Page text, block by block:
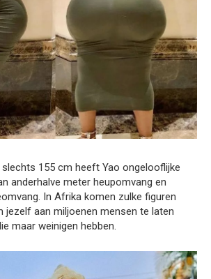
155 cm heeft Yao ongelooflijke
anderhalve meter heupomvang en
In Afrika komen zulke figuren
jezelf aan miljoenen mensen te laten
maar weinigen hebben.